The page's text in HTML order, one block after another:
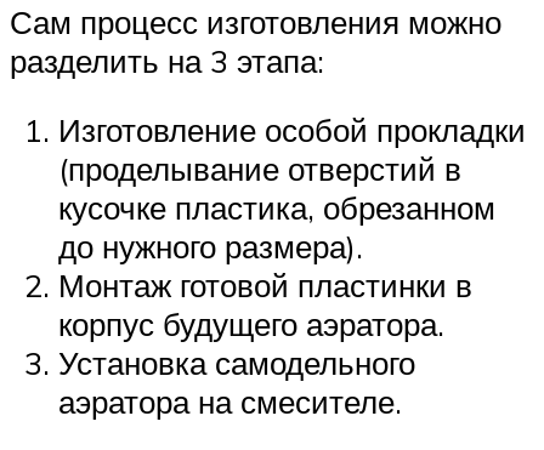
Сам процесс изготовления можно
разделить на 3 этапа:
Изготовление особой прокладки
(проделывание отверстий в
кусочке пластика, обрезанном
до нужного размера).
Монтаж готовой пластинки в
корпус будущего аэратора.
Установка самодельного
аэратора на смесителе.